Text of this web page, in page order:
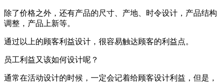
除了价格之外，还有产品的尺寸、产地、时令设计，产品结构
调整，产品上新等。
通过以上的顾客利益设计，很容易触达顾客的利益点。
员工利益又该如何设计呢？
通常在活动设计的时候，一定会记着给顾客设计利益，但是，